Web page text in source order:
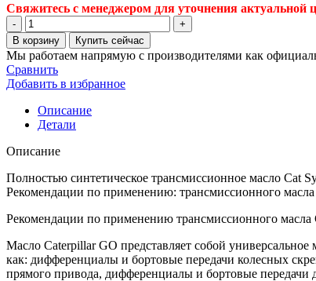
Свяжитесь с менеджером для уточнения актуальной
Количество
товара
Трансмиссионное
Масло
Сat
Synthetic
GO
75w-
140
208
В корзину Купить сейчас
Мы работаем напрямую с производителями как
Сравнить
Добавить в избранное
Описание
Детали
Описание
Полностью синтетическое трансмиссионное масло Cat
Рекомендации по применению: трансмиссионного
Рекомендации по применению трансмиссионного масла
Масло Caterpillar GO представляет собой
как: дифференциалы и бортовые передачи колесных
прямого привода, дифференциалы и бортовые